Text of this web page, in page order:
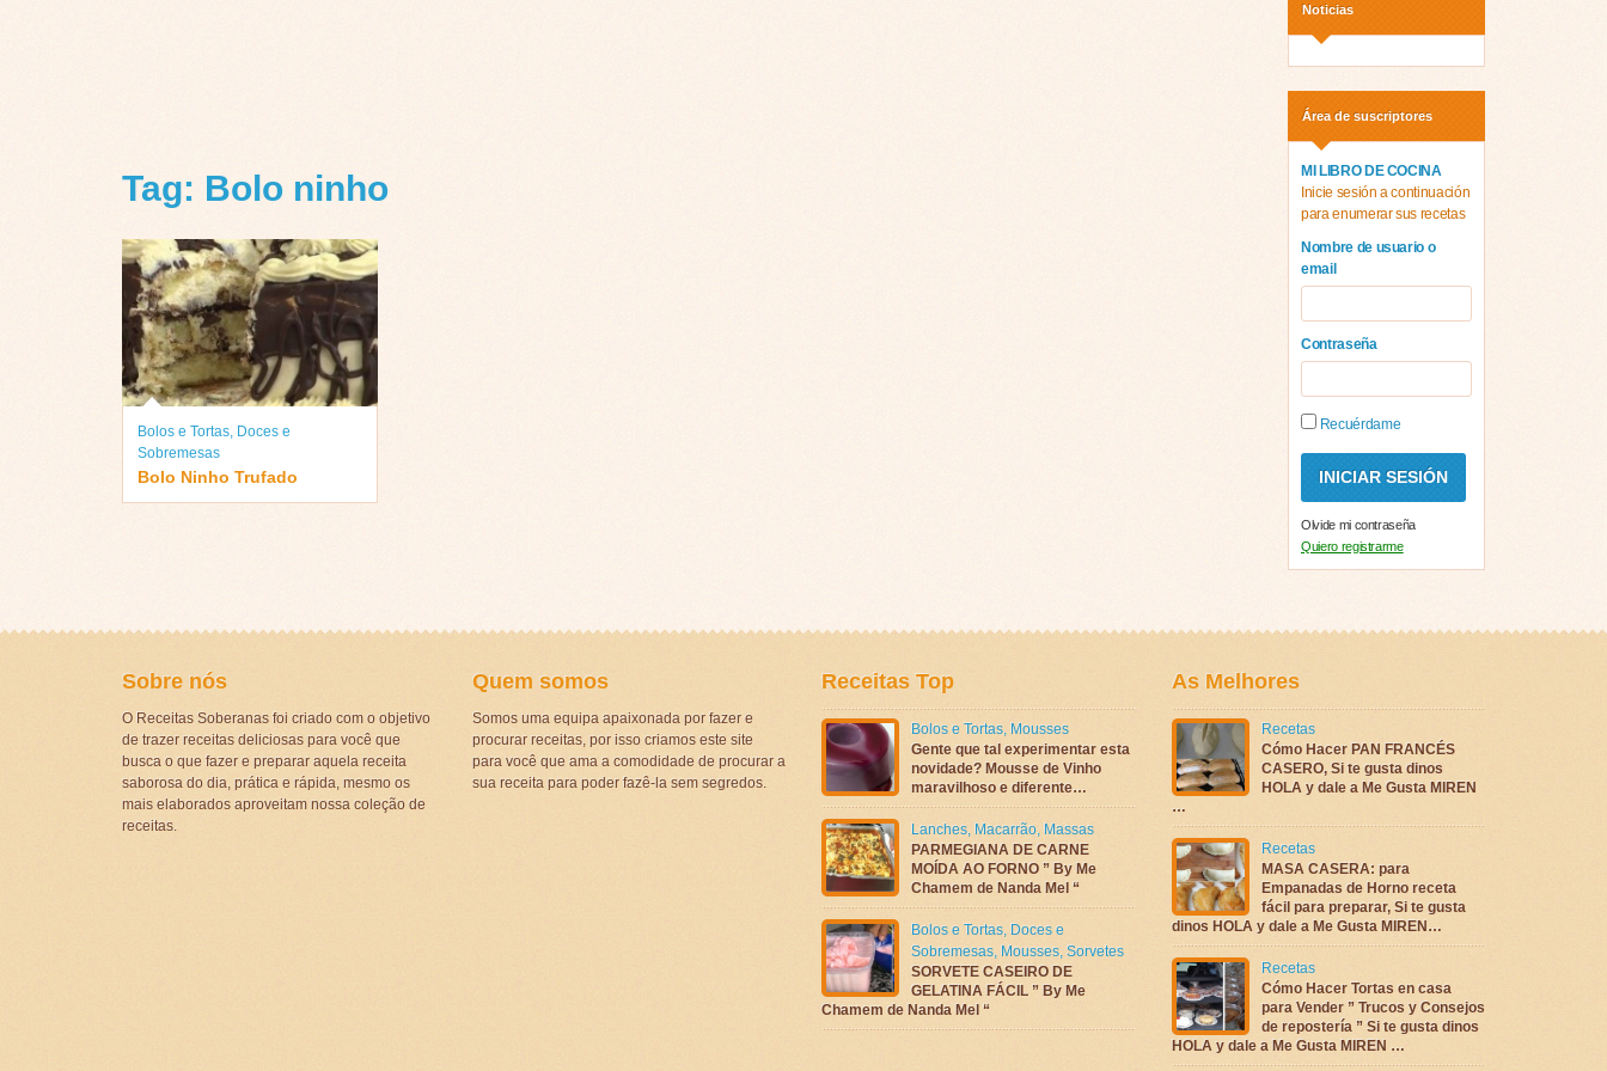
Tag: Bolo ninho
Bolos e Tortas Doces e
Sobremesas
Bolo Ninho Trufado
Noticias
Área de suscriptores
MI LIBRO DE COCINA
Inicie sesión a continuación
para enumerar sus recetas
Nombre de usuario o
email
Contraseña
Recuérdame
Olvide mi contraseña
Quiero registrarme
Sobre nós
O Receitas Soberanas foi criado com o objetivo
de trazer receitas deliciosas para você que
busca o que fazer e preparar aquela receita
saborosa do dia, prática e rápida, mesmo os
mais elaborados aproveitam nossa coleção de
receitas.
Quem somos
Somos uma equipa apaixonada por fazer e
procurar receitas, por isso criamos este site
para você que ama a comodidade de procurar a
sua receita para poder fazê-la sem segredos.
Receitas Top
Bolos e Tortas, Mousses
Gente que tal experimentar esta
novidade? Mousse de Vinho
maravilhoso e diferente…
Lanches, Macarrão, Massas
PARMEGIANA DE CARNE
MOÍDA AO FORNO ” By Me
Chamem de Nanda Mel “
Bolos e Tortas, Doces e
Sobremesas, Mousses, Sorvetes
SORVETE CASEIRO DE
GELATINA FÁCIL ” By Me
Chamem de Nanda Mel “
As Melhores
Recetas
Cómo Hacer PAN FRANCÉS
CASERO, Si te gusta dinos
HOLA y dale a Me Gusta MIREN
…
Recetas
MASA CASERA: para
Empanadas de Horno receta
fácil para preparar, Si te gusta
dinos HOLA y dale a Me Gusta MIREN…
Recetas
Cómo Hacer Tortas en casa
para Vender ” Trucos y Consejos
de repostería ” Si te gusta dinos
HOLA y dale a Me Gusta MIREN …